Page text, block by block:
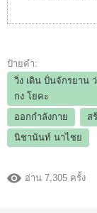
ป้ายคำ:
วิ่ง เดิน ปั่นจักรยาน
กง โยคะ
ออกกำลังกาย
ส
นิชานันท์ นาไชย
อ่าน 7,305 ครั้ง